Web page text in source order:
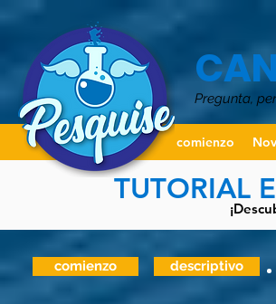
Pregunta,
comienzo
TUTORIAL
comienzo descriptivo